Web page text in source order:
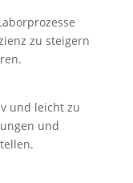
zu steigern
und leicht zu
und